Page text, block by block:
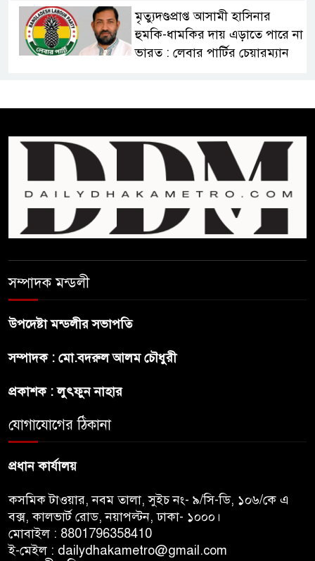
মৃত্যুদণ্ডপ্রাপ্ত আসামী হাসিনার
হুমকি-ধামকির দায় এড়াতে পারে না
ভারত : লেবার পার্টির চেয়ারম্যান
রাজসাক্ষী রিজভীর বক্তব্যে ক্ষুব্ধ
হাওর ও জলাভূমিতে মা মাছ
সংরক্ষিত রাখার পরিকল্পনা নিচ্ছে
সরকার
সোমবার সকাল ১০টায় এসএসসি
সম্পাদক মন্ডলী
উপদেষ্টা মন্ডলীর সভাপতি
সম্পাদক : মো.বদরুল আলম চৌধুরী
প্রকাশক : লুৎফুন নাহার
যোগাযোগের ঠিকানা
প্রধান কার্যালয়
কসমিক টাওয়ার, নবম তালা, সুইচ নং- ৯/সি-ডি, ১০৬/কে এ
বক্স, কালভার্ট রোড, নয়াপল্টন, ঢাকা- ১০০০।
মোবাইল : 8801796358410
ই-মেইল : dailydhakametro@gmail.com